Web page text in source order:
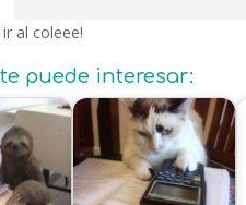
al coleee!
puede interesar: